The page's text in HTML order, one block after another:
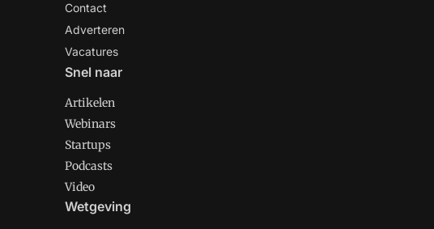
Contact
Adverteren
Vacatures
Snel naar
Artikelen
Webinars
Startups
Podcasts
Video
Wetgeving